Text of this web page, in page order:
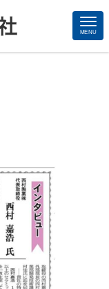
MENU